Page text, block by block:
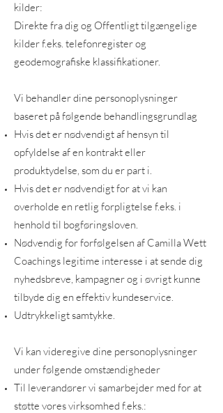
kilder:
Direkte fra dig og Offentligt tilgængelige
kilder f.eks. telefonregister og
geodemografiske klassifikationer.
Vi behandler dine personoplysninger
baseret på følgende behandlingsgrundlag
Hvis det er nødvendigt af hensyn til
opfyldelse af en kontrakt eller
produktydelse, som du er part i.
Hvis det er nødvendigt for at vi kan
overholde en retlig forpligtelse f.eks. i
henhold til bogføringsloven.
Nødvendig for forfølgelsen af Camilla Wett
Coachings legitime interesse i at sende dig
nyhedsbreve, kampagner og i øvrigt kunne
tilbyde dig en effektiv kundeservice.
Udtrykkeligt samtykke.
Vi kan videregive dine personoplysninger
under følgende omstændigheder
Til leverandører vi samarbejder med for at
støtte vores virksomhed f.eks.: